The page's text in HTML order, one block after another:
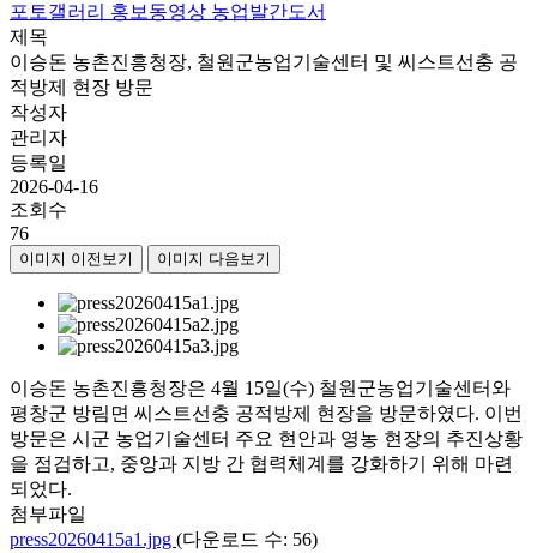
포토갤러리 홍보동영상 농업발간도서
제목
이승돈 농촌진흥청장, 철원군농업기술센터 및 씨스트선충 공
적방제 현장 방문
작성자
관리자
등록일
2026-04-16
조회수
76
이미지 이전보기 이미지 다음보기
이승돈 농촌진흥청장은 4월 15일(수) 철원군농업기술센터와
평창군 방림면 씨스트선충 공적방제 현장을 방문하였다. 이번
방문은 시군 농업기술센터 주요 현안과 영농 현장의 추진상황
을 점검하고, 중앙과 지방 간 협력체계를 강화하기 위해 마련
되었다.
첨부파일
press20260415a1.jpg (다운로드 수: 56)